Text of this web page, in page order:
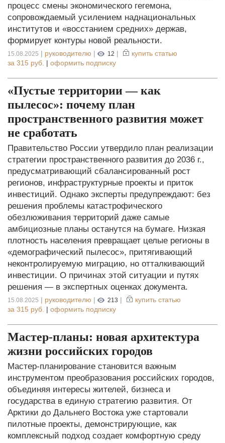
процесс смены экономического гегемона,
сопровождаемый усилением наднациональных
институтов и «восстанием средних» держав,
формирует контуры новой реальности.
15.08.2025 | руководителю | 12 |
купить статью
за 315 руб. | оформить подписку
«Пустые территории — как
пылесос»: почему план
пространственного развития может
не сработать
Правительство России утвердило план реализации
стратегии пространственного развития до 2036 г.,
предусматривающий сбалансированный рост
регионов, инфраструктурные проекты и приток
инвестиций. Однако эксперты предупреждают: без
решения проблемы катастрофического
обезлюживания территорий даже самые
амбициозные планы останутся на бумаге. Низкая
плотность населения превращает целые регионы в
«демографический пылесос», притягивающий
неконтролируемую миграцию, но отталкивающий
инвестиции. О причинах этой ситуации и путях
решения — в экспертных оценках документа.
15.08.2025 | руководителю | 213 |
купить статью
за 315 руб. | оформить подписку
Мастер-планы: новая архитектура
жизни российских городов
Мастер-планирование становится важным
инструментом преобразования российских городов,
объединяя интересы жителей, бизнеса и
государства в единую стратегию развития. От
Арктики до Дальнего Востока уже стартовали
пилотные проекты, демонстрирующие, как
комплексный подход создает комфортную среду